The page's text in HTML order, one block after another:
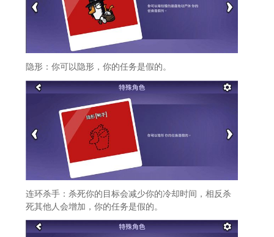
隐形：你可以隐形，你的任务是假的。
连环杀手：杀死你的目标会减少你的冷却时间，相反杀
死其他人会增加，你的任务是假的。